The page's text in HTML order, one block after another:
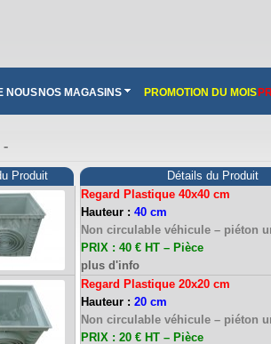
NOUS NOS MAGASINS PROMOTION DU MOIS
-
Produit Détails du Produit
Regard Plastique 40x40 cm
Hauteur : 40 cm
Non circulable véhicule – piéton
PRIX : 40 € HT – Pièce
plus d'info
Regard Plastique 20x20 cm
Hauteur : 20 cm
Non circulable véhicule – piéton
PRIX : 20 € HT – Pièce
LANCON PROVENCE ): Ouvert du mardi au